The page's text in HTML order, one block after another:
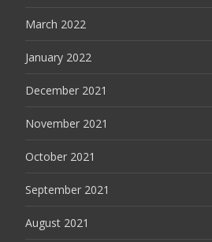
March 2022
January 2022
December 2021
November 2021
October 2021
September 2021
August 2021